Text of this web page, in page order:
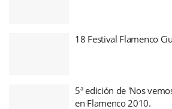
18 Festival Flamenco
5ª edición de 'Nos
en Flamenco 2010.